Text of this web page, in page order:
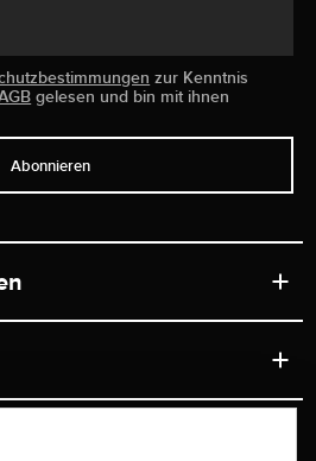
zur Kenntnis
gelesen und bin mit ihnen
Abonnieren